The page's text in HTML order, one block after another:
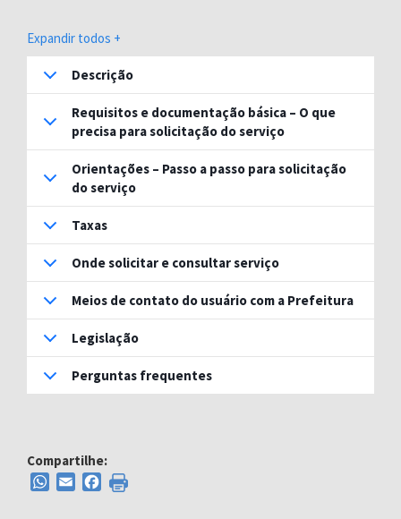
Expandir todos +
Descrição
Requisitos e documentação básica – O que
precisa para solicitação do serviço
Orientações – Passo a passo para solicitação
do serviço
Taxas
Onde solicitar e consultar serviço
Meios de contato do usuário com a Prefeitura
Legislação
Perguntas frequentes
Compartilhe:
WhatsApp
EmailFacebook